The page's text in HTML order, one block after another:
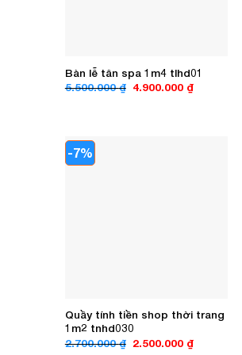
Bàn lễ tân spa 1m4 tlhd01
5.500.000₫ Giá
4.900.000 ₫Giá
hiện
-7%
Quầy tính tiền shop thời trang
1m2 tnhd030
2.700.000₫ Giá
2.500.000 ₫Giá
hiện